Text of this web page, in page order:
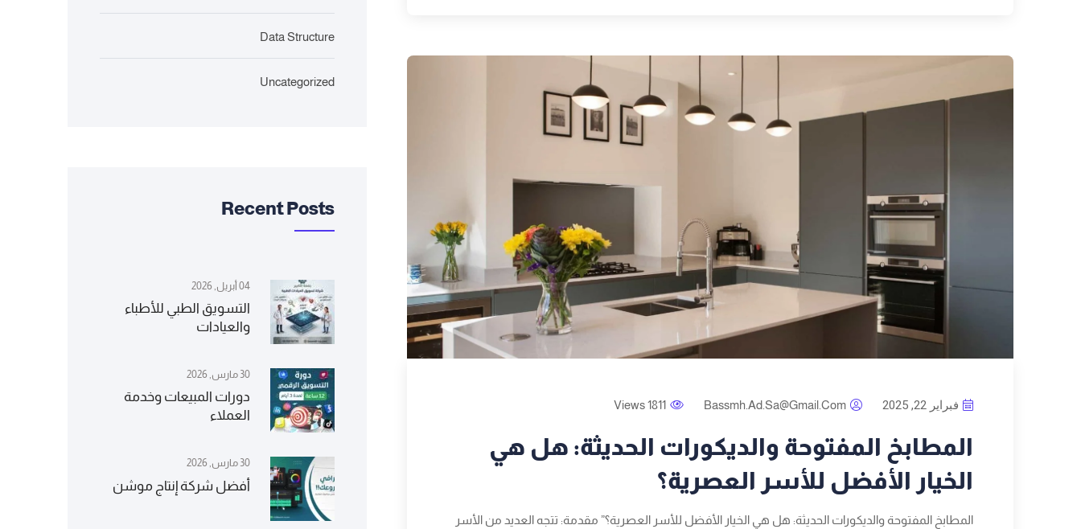
فبراير 22, 2025 Bassmh.ad.sa@gmail.com
1811 Views
المطابخ المفتوحة والديكورات الحديثة: هل هي
الخيار الأفضل للأسر العصرية؟
المطابخ المفتوحة والديكورات الحديثة: هل هي الخيار الأفضل للأسر العصرية؟” مقدمة: تتجه العديد من الأسر
Data Structure
Uncategorized
Recent Posts
04 أبريل, 2026
التسويق الطبي للأطباء
والعيادات
30 مارس, 2026
دورات المبيعات وخدمة
العملاء
30 مارس, 2026
أفضل شركة إنتاج موشن